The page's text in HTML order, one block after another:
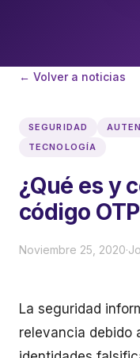
← Volver a noticias
SEGURIDAD
TECNOLOGÍA
¿Qué es y
código
Noviembre 25, 2020·
La seguridad
relevancia debido